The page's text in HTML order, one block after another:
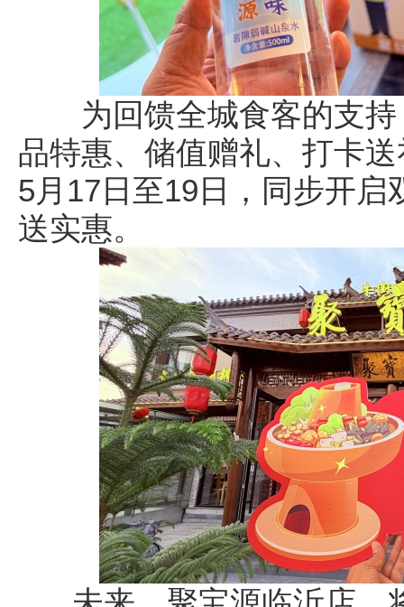
为回馈全城食客的支持
品特惠、储值赠礼、打卡
5月17日至19日，同步开
送实惠。